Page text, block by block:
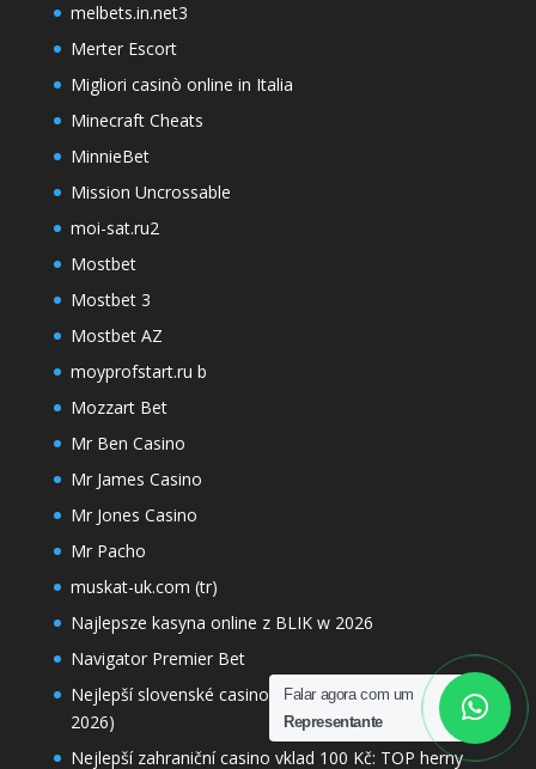
Falar agora com um
Representante
melbets.in.net3
Merter Escort
Migliori casinò online in Italia
Minecraft Cheats
MinnieBet
Mission Uncrossable
moi-sat.ru2
Mostbet
Mostbet 3
Mostbet AZ
moyprofstart.ru b
Mozzart Bet
Mr Ben Casino
Mr James Casino
Mr Jones Casino
Mr Pacho
muskat-uk.com (tr)
Najlepsze kasyna online z BLIK w 2026
Navigator Premier Bet
Nejlepší slovenské casino pro české hráče (TOP 3 v
2026)
Nejlepší zahraniční casino vklad 100 Kč: TOP herny